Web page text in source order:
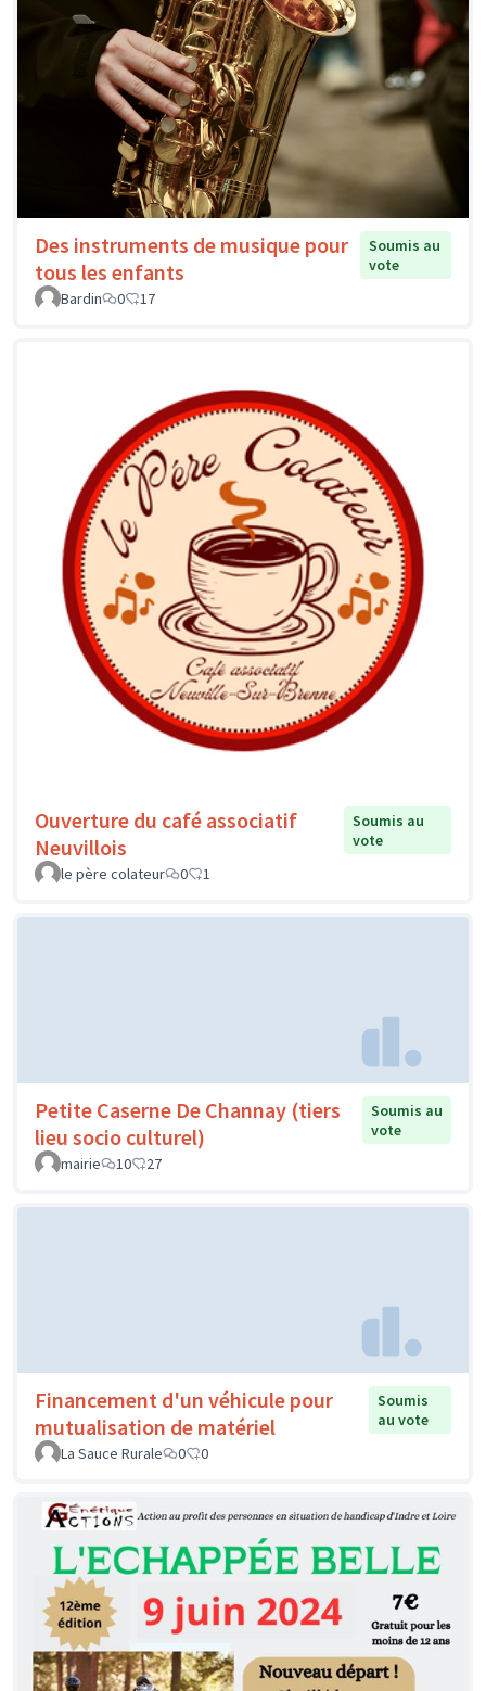
Des instruments de musique pour
tous les enfants
Soumis au
vote
Bardin
0 17
Ouverture du café associatif
Neuvillois
Soumis au
vote
le père colateur
0 1
Petite Caserne De Channay (tiers
lieu socio culturel)
Soumis au
vote
mairie
10 27
Financement d'un véhicule pour
mutualisation de matériel
Soumis
au vote
La Sauce Rurale
0 0